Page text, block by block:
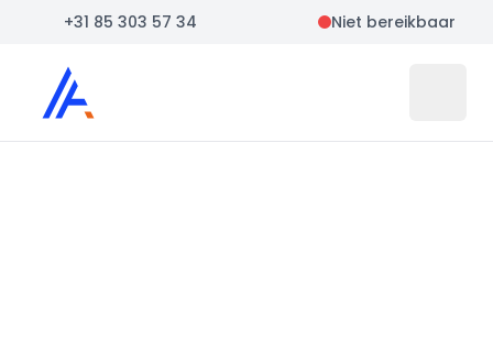
+31 85 303 57 34 Niet bereikbaar
Auto Atlas